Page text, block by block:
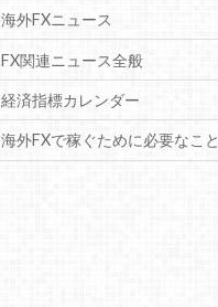
海外FXニュース
FX関連ニュース全般
経済指標カレンダー
海外FXで稼ぐために必要なこと